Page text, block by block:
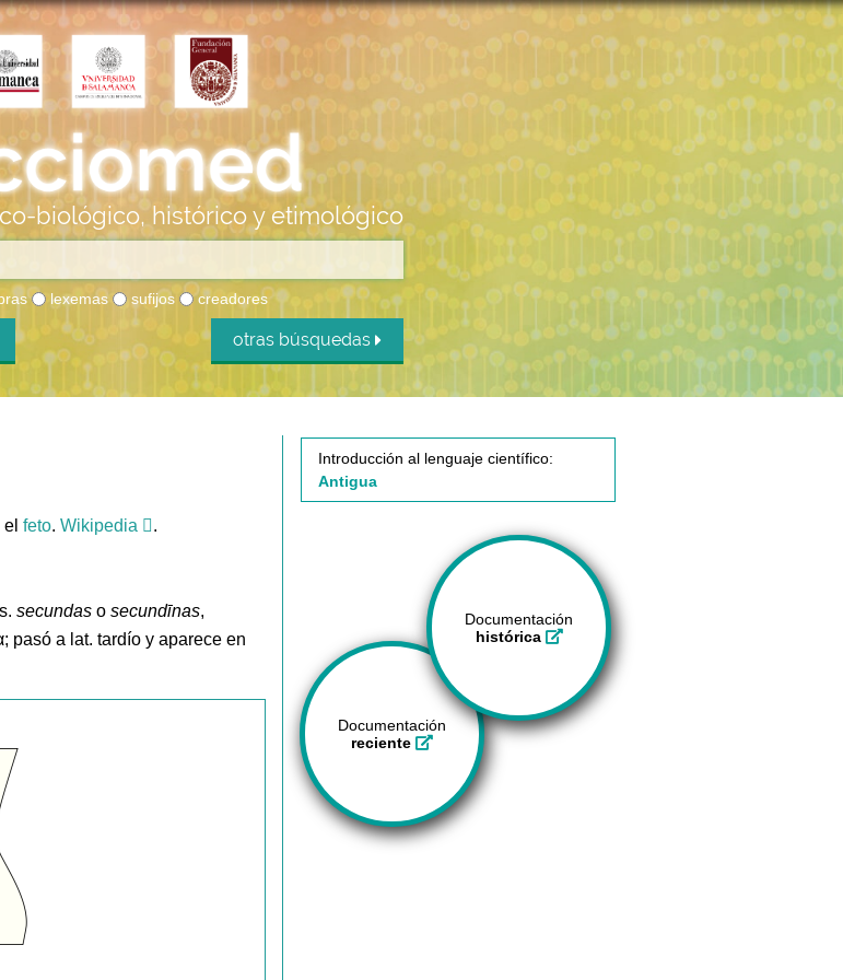
biológico, histórico y etimológico
lexemas sufijos creadores
otras búsquedas
feto. Wikipedia .
secundas o secundīnas,
pasó a lat. tardío y aparece en
Introducción al lenguaje científico:
Antigua
Documentación
histórica
Documentación
reciente